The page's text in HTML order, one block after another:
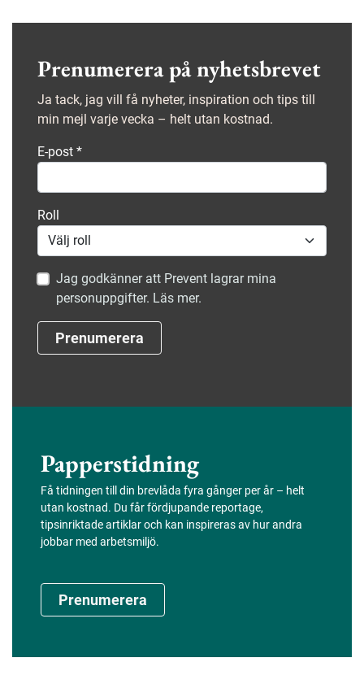
Prenumerera på nyhetsbrevet
Ja tack, jag vill få nyheter, inspiration och tips till
min mejl varje vecka – helt utan kostnad.
E-post *
Roll
Jag godkänner att Prevent lagrar mina
personuppgifter. Läs mer.
Prenumerera
Papperstidning
Få tidningen till din brevlåda fyra gånger per år – helt
utan kostnad. Du får fördjupande reportage,
tipsinriktade artiklar och kan inspireras av hur andra
jobbar med arbetsmiljö.
Prenumerera